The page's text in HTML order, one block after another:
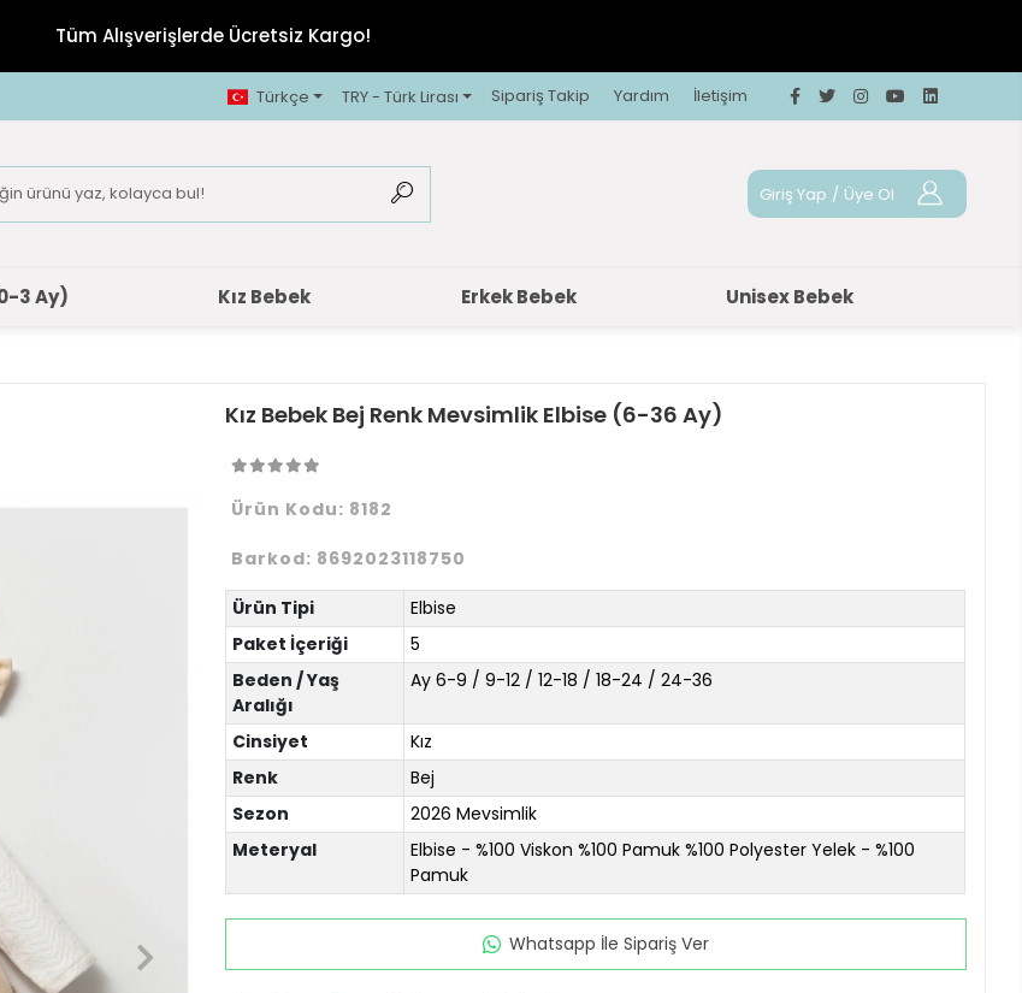
Tüm Alışverişlerde Ücretsiz Kargo!
Türkçe TRY - Türk Lirası Sipariş Takip Yardım İletişim
Giriş Yap / Üye Ol
3 Ay) Kız Bebek Erkek Bebek Unisex Bebek
Kız Bebek Bej Renk Mevsimlik Elbise (6-36 Ay)
Ürün Kodu: 8182
Barkod: 8692023118750
Ürün Tipi
Elbise
Paket İçeriği
5
Beden / Yaş
Aralığı
Ay 6-9 / 9-12 / 12-18 / 18-24 / 24-36
Cinsiyet
Kız
Renk
Bej
Sezon
2026 Mevsimlik
Meteryal
Elbise - %100 Viskon %100 Pamuk %100 Polyester Yelek - %100
Pamuk
Whatsapp İle Sipariş Ver